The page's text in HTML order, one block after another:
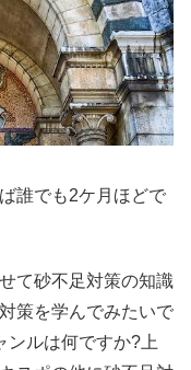
誰でも2ケ月ほどで
て砂不足対策の知識
策を学んでみたいで
ンルは何ですか?上